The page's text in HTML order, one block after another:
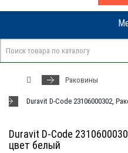
Раковины
Duravit D-Code 23106000302,
Duravit D-Code
цвет белый